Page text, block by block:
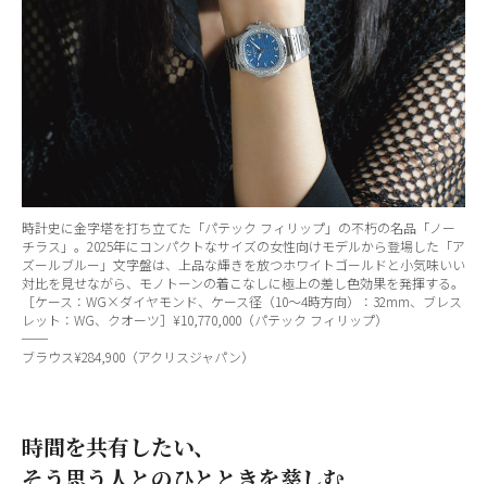
時計史に金字塔を打ち立てた「パテック フィリップ」の不朽の名品「ノー
チラス」。2025年にコンパクトなサイズの女性向けモデルから登場した「ア
ズールブルー」文字盤は、上品な輝きを放つホワイトゴールドと小気味いい
対比を見せながら、モノトーンの着こなしに極上の差し色効果を発揮する。
［ケース：WG×ダイヤモンド、ケース径（10〜4時方向）：32mm、ブレス
レット：WG、クオーツ］¥10,770,000（パテック フィリップ）
──
ブラウス¥284,900（アクリスジャパン）
時間を共有したい、